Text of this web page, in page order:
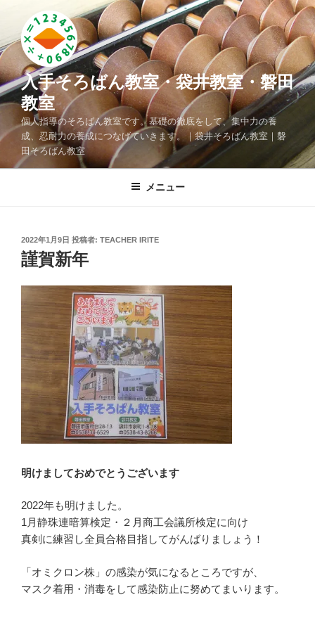
テ
ン
ツ
へ
ス
ッ
入手そろばん教室・袋井教室・磐田
教室
個人指導のそろばん教室です。基礎の徹底をして、集中力の養
成、忍耐力の養成につなげていきます。｜袋井そろばん教室｜磐
田そろばん教室
メニュー
投
稿
日:
2022年1月9日 投稿者: TEACHER IRITE
謹賀新年
明けましておめでとうございます
2022年も明けました。
1月静珠連暗算検定・２月商工会議所検定に向け
真剣に練習し全員合格目指してがんばりましょう！
「オミクロン株」の感染が気になるところですが、
マスク着用・消毒をして感染防止に努めてまいります。